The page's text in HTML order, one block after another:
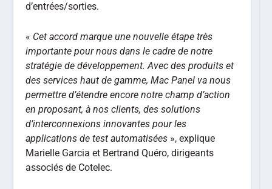
d’entrées/sorties.
« Cet accord marque une nouvelle étape très
importante pour nous dans le cadre de notre
stratégie de développement. Avec des produits et
des services haut de gamme, Mac Panel va nous
permettre d’étendre encore notre champ d’action
en proposant, à nos clients, des solutions
d’interconnexions innovantes pour les
applications de test automatisées », explique
Marielle Garcia et Bertrand Quéro, dirigeants
associés de Cotelec.